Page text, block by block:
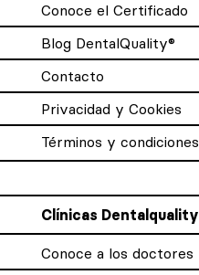
Conoce el Certificado
Blog DentalQuality®
Contacto
Privacidad y Cookies
Términos y condiciones
Clínicas Dentalquality
Conoce a los doctores